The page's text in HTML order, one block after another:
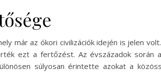
már az ókori civilizációk idején is jelen
ezt a fertőzést. Az évszázadok során
súlyosan érintette azokat a